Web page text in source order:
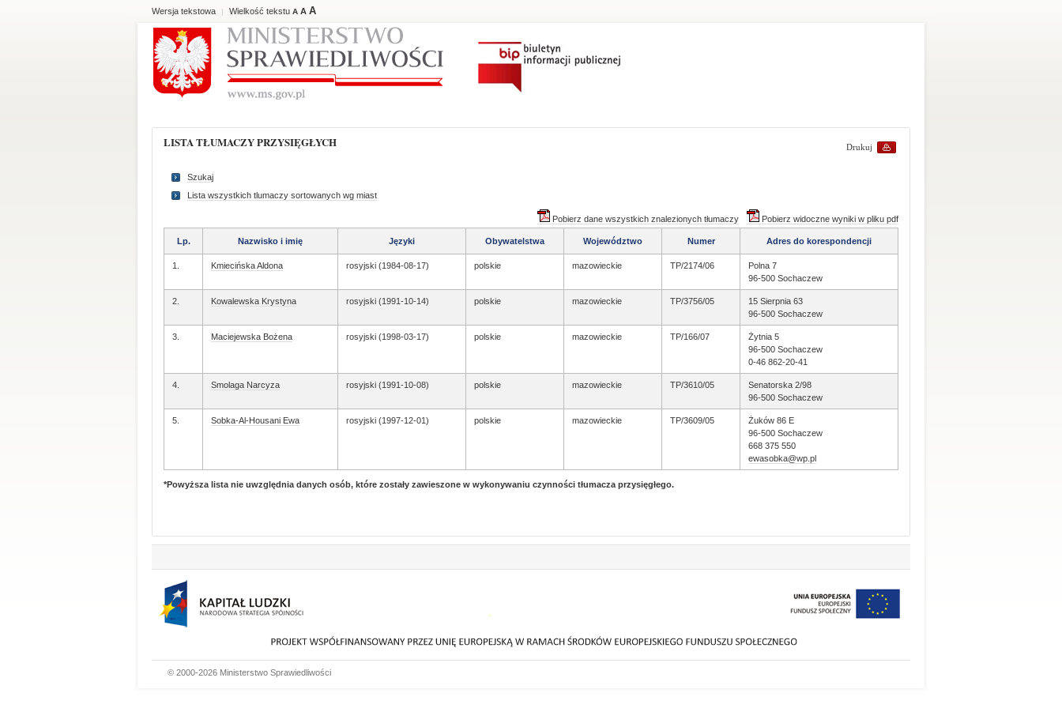
Wersja tekstowa | Wielkość tekstu A A A
Drukuj
LISTA TŁUMACZY PRZYSIĘGŁYCH
Szukaj
Lista wszystkich tlumaczy sortowanych wg miast
Pobierz widoczne wyniki w pliku pdf
Pobierz dane wszystkich znalezionych tłumaczy
Lp. Nazwisko i imię Języki Obywatelstwa Województwo Numer Adres do korespondencji
1. Kmiecińska Aldona rosyjski (1984-08-17) polskie mazowieckie TP/2174/06
Polna 7
96-500 Sochaczew
2. Kowalewska Krystyna rosyjski (1991-10-14) polskie mazowieckie TP/3756/05
15 Sierpnia 63
96-500 Sochaczew
3. Maciejewska Bożena rosyjski (1998-03-17) polskie mazowieckie TP/166/07
Żytnia 5
96-500 Sochaczew
0-46 862-20-41
4. Smolaga Narcyza rosyjski (1991-10-08) polskie mazowieckie TP/3610/05
Senatorska 2/98
96-500 Sochaczew
5. Sobka-Al-Housani Ewa rosyjski (1997-12-01) polskie mazowieckie TP/3609/05
Żuków 86 E
96-500 Sochaczew
668 375 550
ewasobka@wp.pl
*Powyższa lista nie uwzględnia danych osób, które zostały zawieszone w wykonywaniu czynności tłumacza przysięgłego.
© 2000-2026 Ministerstwo Sprawiedliwości